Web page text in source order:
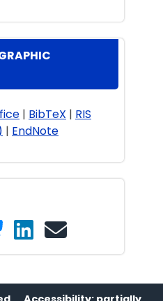
| BibTeX | RIS
| EndNote
on Facebook
Share on Bluesky
Share on LinkedIn